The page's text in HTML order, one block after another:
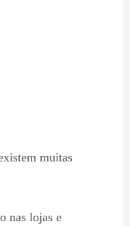
muitas
nas lojas e